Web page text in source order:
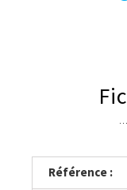
Référence :